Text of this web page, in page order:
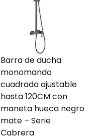
Barra de ducha
monomando
cuadrada ajustable
hasta 120CM con
maneta hueca negro
mate – Serie
Cabrera